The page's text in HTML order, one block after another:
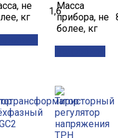
не
кг
1,6Масса
прибора, не
более, кг